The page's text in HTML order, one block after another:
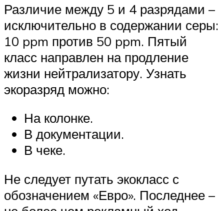
Различие между 5 и 4 разрядами –
исключительно в содержании серы:
10 ppm против 50 ppm. Пятый
класс направлен на продление
жизни нейтрализатору. Узнать
экоразряд можно:
На колонке.
В документации.
В чеке.
Не следует путать экокласс с
обозначением «Евро». Последнее –